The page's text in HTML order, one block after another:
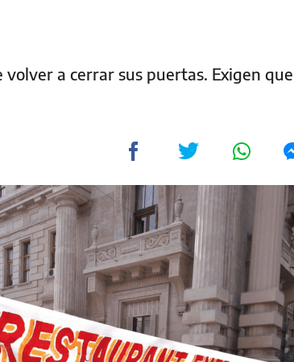
a cerrar sus puertas. Exigen